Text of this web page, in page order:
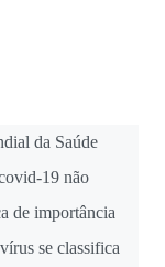
da Saúde
19 não
de importância
se classifica